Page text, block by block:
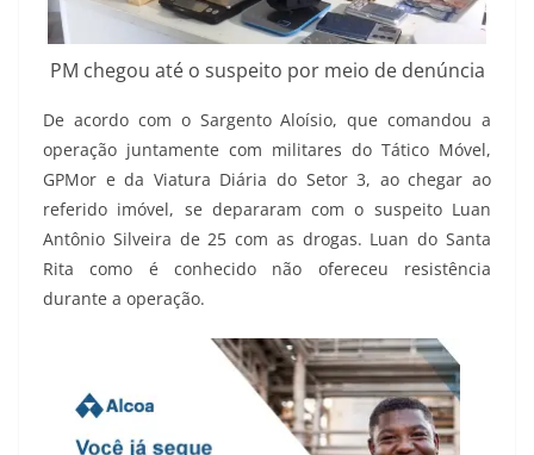
PM chegou até o suspeito por meio de denúncia
De acordo com o Sargento Aloísio, que comandou a
operação juntamente com militares do Tático Móvel,
GPMor e da Viatura Diária do Setor 3, ao chegar ao
referido imóvel, se depararam com o suspeito Luan
Antônio Silveira de 25 com as drogas. Luan do Santa
Rita como é conhecido não ofereceu resistência
durante a operação.